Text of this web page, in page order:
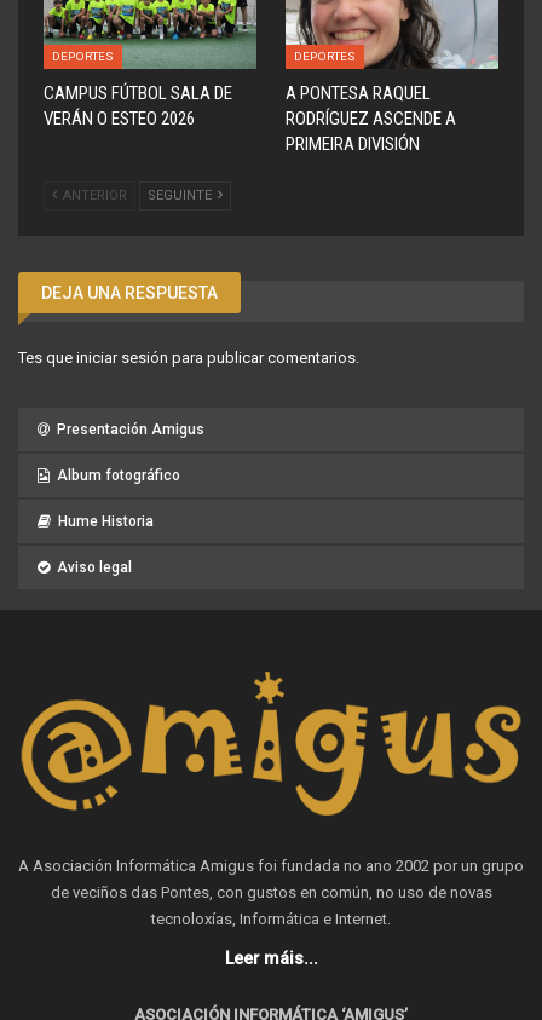
DEPORTES
CAMPUS FÚTBOL SALA DE
VERÁN O ESTEO 2026
DEPORTES
A PONTESA RAQUEL
RODRÍGUEZ ASCENDE A
PRIMEIRA DIVISIÓN
ANTERIOR SEGUINTE
DEJA UNA RESPUESTA
Tes que iniciar sesión para publicar comentarios.
Presentación Amigus
Album fotográfico
Hume Historia
Aviso legal
A Asociación Informática Amigus foi fundada no ano 2002 por un grupo
de veciños das Pontes, con gustos en común, no uso de novas
tecnoloxías, Informática e Internet.
Leer máis...
ASOCIACIÓN INFORMÁTICA ‘AMIGUS’